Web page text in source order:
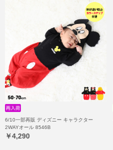
6/10一部再販 ディズニー キャラクター
2WAYオール 8546B
￥4,290